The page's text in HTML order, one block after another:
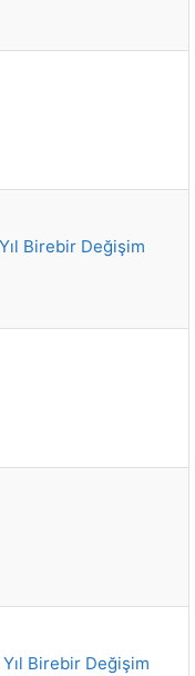
Birebir Değişim
Birebir Değişim